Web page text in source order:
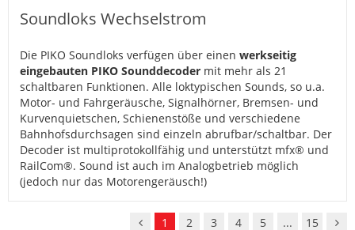
Soundloks Wechselstrom
Die PIKO Soundloks verfügen über einen werkseitig
eingebauten PIKO Sounddecoder mit mehr als 21
schaltbaren Funktionen. Alle loktypischen Sounds, so u.a.
Motor- und Fahrgeräusche, Signalhörner, Bremsen- und
Kurvenquietschen, Schienenstöße und verschiedene
Bahnhofsdurchsagen sind einzeln abrufbar/schaltbar. Der
Decoder ist multiprotokollfähig und unterstützt mfx® und
RailCom®. Sound ist auch im Analogbetrieb möglich
(jedoch nur das Motorengeräusch!)
1 2 3 4 5 ...
15